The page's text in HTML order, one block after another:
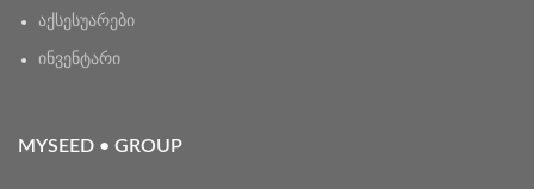
აქსესუარები
ინვენტარი
MYSEED • GROUP